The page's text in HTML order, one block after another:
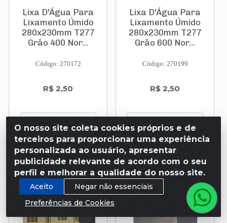
Lixa D'Água Para
Lixamento Úmido
280x230mm T277
Grão 400 Nor...
Código: 270172
R$ 2,50
Adicionar
Lixa D'Água Para
Lixamento Úmido
280x230mm T277
Grão 600 Nor...
Código: 270199
R$ 2,50
Adicionar
O nosso site coleta cookies próprios e de
terceiros para proporcionar uma experiência
personalizada ao usuário, apresentar
publicidade relevante de acordo com o seu
perfil e melhorar a qualidade do nosso site.
Aceito
Negar não essenciais
Preferências de Cookies